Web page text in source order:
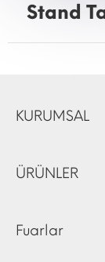
Stand
KURUMSAL
ÜRÜNLER
Fuarlar